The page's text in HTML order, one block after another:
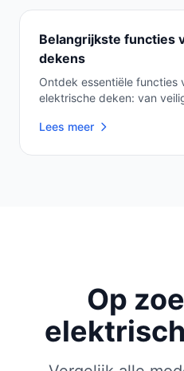
Belangrijkste functies
dekens
Ontdek essentiële functies
elektrische deken: van
Lees meer
Op